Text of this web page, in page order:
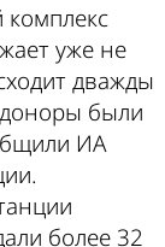
уже не
дважды
были
ИА
более 32